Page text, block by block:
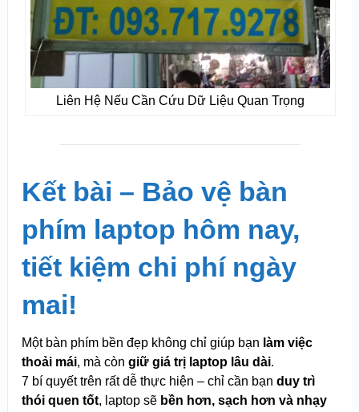
Liên Hệ Nếu Cần Cứu Dữ Liệu Quan Trọng
Kết bài – Bảo vệ bàn
phím laptop hôm nay,
tiết kiệm chi phí ngày
mai!
Một bàn phím bền đẹp không chỉ giúp bạn làm việc
thoải mái, mà còn giữ giá trị laptop lâu dài.
7 bí quyết trên rất dễ thực hiện – chỉ cần bạn duy trì
thói quen tốt, laptop sẽ bền hơn, sạch hơn và nhạy